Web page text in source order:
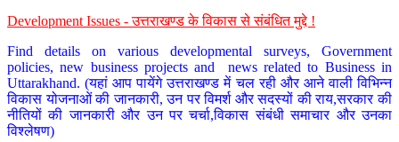
Development Issues - उत्तराखण्ड के विकास से संबंधित मुद्दे !
Find details on various developmental surveys, Government
policies, new business projects and news related to Business in
Uttarakhand. (यहां आप पायेंगे उत्तराखण्ड में चल रही और आने वाली विभिन्न
विकास योजनाओं की जानकारी, उन पर विमर्श और सदस्यों की राय,सरकार की
नीतियों की जानकारी और उन पर चर्चा,विकास संबंधी समाचार और उनका
विश्लेषण)